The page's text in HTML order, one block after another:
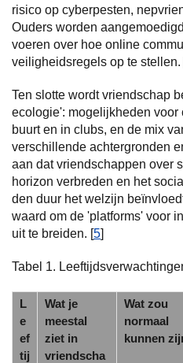
risico op cyberpesten,
Ouders worden
voeren over hoe online
veiligheidsregels op te stellen.
Ten slotte wordt vriendschap
ecologie': mogelijkheden voor
buurt en in clubs, en de mix
verschillende achtergronden
aan dat vriendschappen over
horizon verbreden en het
den duur het welzijn
waard om de 'platforms' voor
uit te breiden. [5]
Tabel 1.
L
e
ef
tij
Wat je
meestal
ziet in
vriendscha
Wat zou
normaal
kunnen